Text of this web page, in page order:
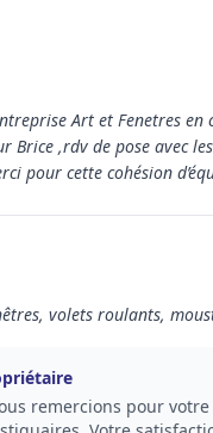
Art et Fenetres
Brice ,rdv de pose avec
pour cette cohésion
volets roulants,
remercions pour